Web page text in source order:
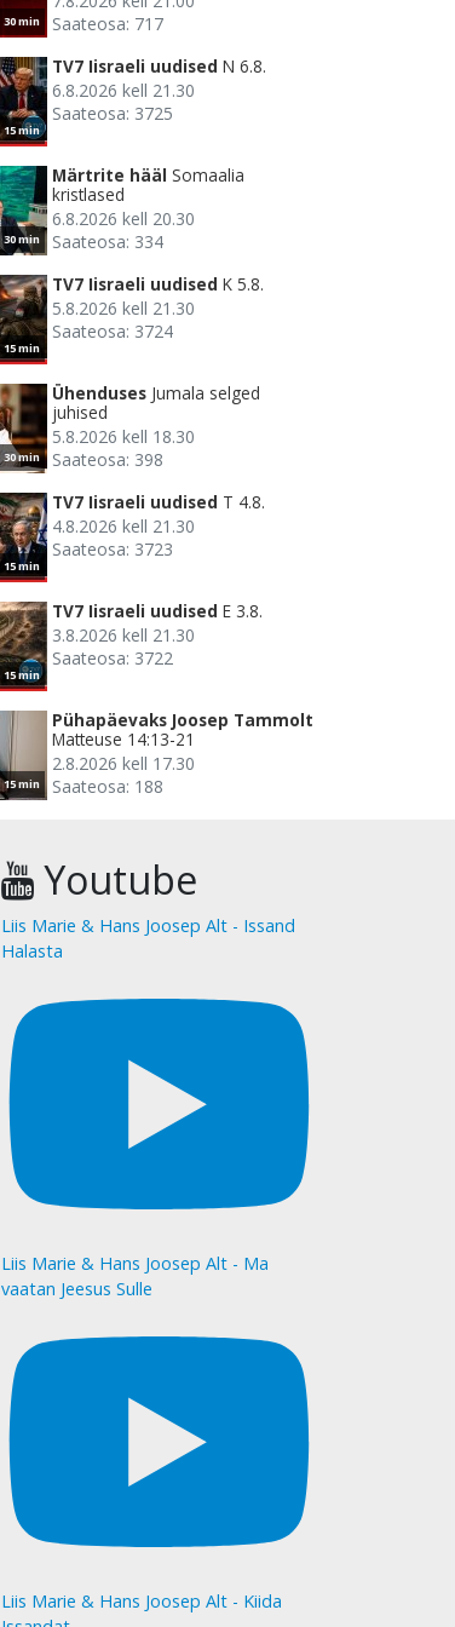
30 min
Saateosa: 717
15 min
TV7 Iisraeli uudised N 6.8.
6.8.2026 kell 21.30
Saateosa: 3725
30 min
Märtrite hääl Somaalia
kristlased
6.8.2026 kell 20.30
Saateosa: 334
15 min
TV7 Iisraeli uudised K 5.8.
5.8.2026 kell 21.30
Saateosa: 3724
30 min
Ühenduses Jumala selged
juhised
5.8.2026 kell 18.30
Saateosa: 398
15 min
TV7 Iisraeli uudised T 4.8.
4.8.2026 kell 21.30
Saateosa: 3723
15 min
TV7 Iisraeli uudised E 3.8.
3.8.2026 kell 21.30
Saateosa: 3722
15 min
Pühapäevaks Joosep Tammolt
Matteuse 14:13-21
2.8.2026 kell 17.30
Saateosa: 188
Youtube
Liis Marie & Hans Joosep Alt - Issand
Halasta
Liis Marie & Hans Joosep Alt - Ma
vaatan Jeesus Sulle
Liis Marie & Hans Joosep Alt - Kiida